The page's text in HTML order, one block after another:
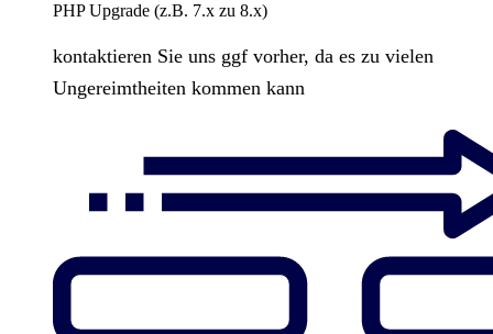
PHP Upgrade (z.B. 7.x zu 8.x)
kontaktieren Sie uns ggf vorher, da es zu vielen
Ungereimtheiten kommen kann